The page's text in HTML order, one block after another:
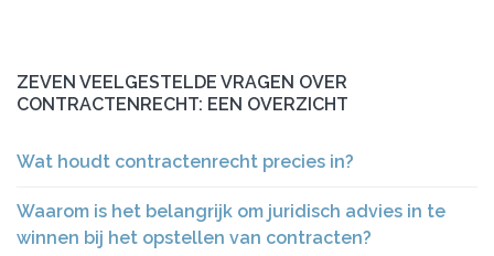
ZEVEN VEELGESTELDE VRAGEN OVER
CONTRACTENRECHT: EEN OVERZICHT
Wat houdt contractenrecht precies in?
Waarom is het belangrijk om juridisch advies in te
winnen bij het opstellen van contracten?